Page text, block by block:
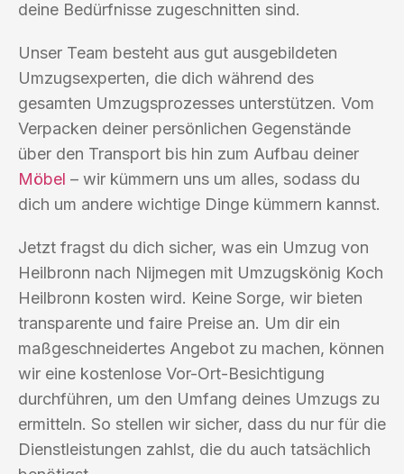
deine Bedürfnisse zugeschnitten sind.
Unser Team besteht aus gut ausgebildeten
Umzugsexperten, die dich während des
gesamten Umzugsprozesses unterstützen. Vom
Verpacken deiner persönlichen Gegenstände
über den Transport bis hin zum Aufbau deiner
Möbel – wir kümmern uns um alles, sodass du
dich um andere wichtige Dinge kümmern kannst.
Jetzt fragst du dich sicher, was ein Umzug von
Heilbronn nach Nijmegen mit Umzugskönig Koch
Heilbronn kosten wird. Keine Sorge, wir bieten
transparente und faire Preise an. Um dir ein
maßgeschneidertes Angebot zu machen, können
wir eine kostenlose Vor-Ort-Besichtigung
durchführen, um den Umfang deines Umzugs zu
ermitteln. So stellen wir sicher, dass du nur für die
Dienstleistungen zahlst, die du auch tatsächlich